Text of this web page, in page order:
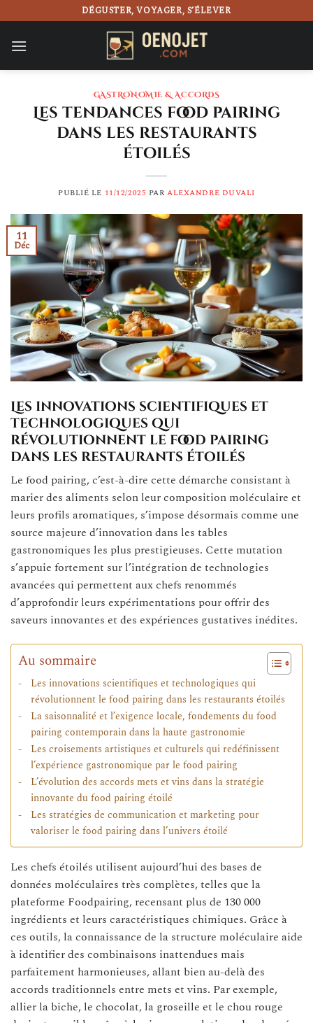
au
contenu
DÉGUSTER, VOYAGER, S’ÉLEVER
GASTRONOMIE & ACCORDS
Les tendances food pairing
dans les restaurants
étoilés
PUBLIÉ LE 11/12/2025 PARALEXANDRE DUVALI
11
Déc
Les innovations scientifiques et
technologiques qui
révolutionnent le food pairing
dans les restaurants étoilés
Le food pairing, c’est-à-dire cette démarche consistant à
marier des aliments selon leur composition moléculaire et
leurs profils aromatiques, s’impose désormais comme une
source majeure d’innovation dans les tables
gastronomiques les plus prestigieuses. Cette mutation
s’appuie fortement sur l’intégration de technologies
avancées qui permettent aux chefs renommés
d’approfondir leurs expérimentations pour offrir des
saveurs innovantes et des expériences gustatives inédites.
Au sommaire
Les innovations scientifiques et technologiques qui
révolutionnent le food pairing dans les restaurants étoilés
La saisonnalité et l’exigence locale, fondements du food
pairing contemporain dans la haute gastronomie
Les croisements artistiques et culturels qui redéfinissent
l’expérience gastronomique par le food pairing
L’évolution des accords mets et vins dans la stratégie
innovante du food pairing étoilé
Les stratégies de communication et marketing pour
valoriser le food pairing dans l’univers étoilé
Les chefs étoilés utilisent aujourd’hui des bases de
données moléculaires très complètes, telles que la
plateforme Foodpairing, recensant plus de 130 000
ingrédients et leurs caractéristiques chimiques. Grâce à
ces outils, la connaissance de la structure moléculaire aide
à identifier des combinaisons inattendues mais
parfaitement harmonieuses, allant bien au-delà des
accords traditionnels entre mets et vins. Par exemple,
allier la biche, le chocolat, la groseille et le chou rouge